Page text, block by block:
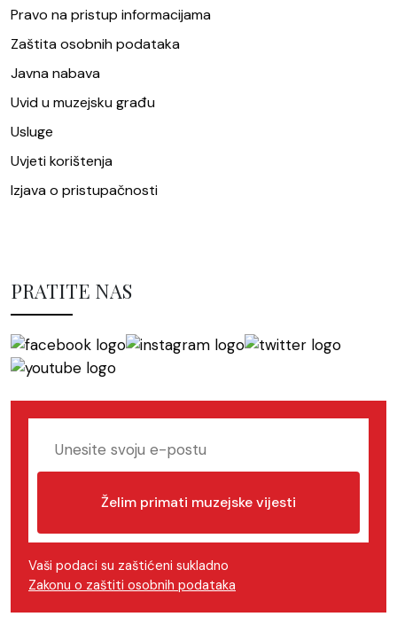
Pravo na pristup informacijama
Zaštita osobnih podataka
Javna nabava
Uvid u muzejsku građu
Usluge
Uvjeti korištenja
Izjava o pristupačnosti
PRATITE NAS
Želim primati muzejske vijesti
Vaši podaci su zaštićeni sukladno
Zakonu o zaštiti osobnih podataka